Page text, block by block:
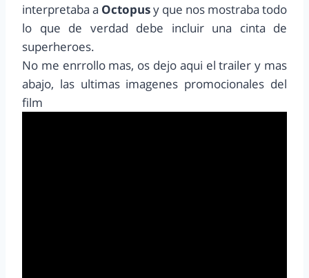
interpretaba a Octopusy que nos mostraba todo
lo que de verdad debe incluir una cinta de
superheroes.
No me enrrollo mas, os dejo aqui el trailer y mas
abajo, las ultimas imagenes promocionales del
film